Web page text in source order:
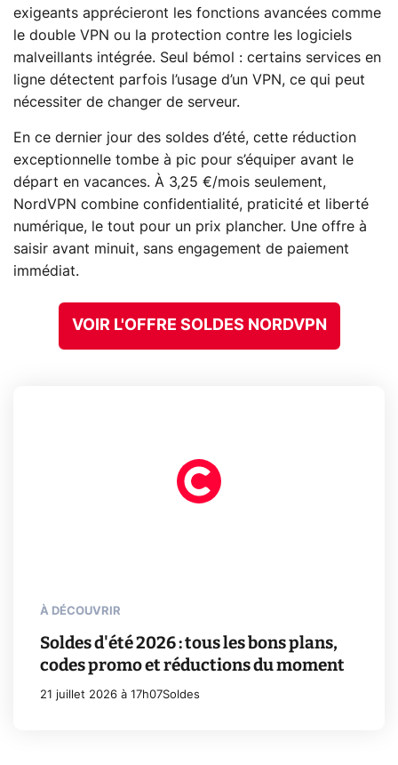
exigeants apprécieront les fonctions avancées comme
le double VPN ou la protection contre les logiciels
malveillants intégrée. Seul bémol : certains services en
ligne détectent parfois l’usage d’un VPN, ce qui peut
nécessiter de changer de serveur.
En ce dernier jour des soldes d’été, cette réduction
exceptionnelle tombe à pic pour s’équiper avant le
départ en vacances. À 3,25 €/mois seulement,
NordVPN combine confidentialité, praticité et liberté
numérique, le tout pour un prix plancher. Une offre à
saisir avant minuit, sans engagement de paiement
immédiat.
VOIR L'OFFRE SOLDES NORDVPN
À DÉCOUVRIR
Soldes d'été 2026 : tous les bons plans,
codes promo et réductions du moment
21 juillet 2026 à 17h07Soldes